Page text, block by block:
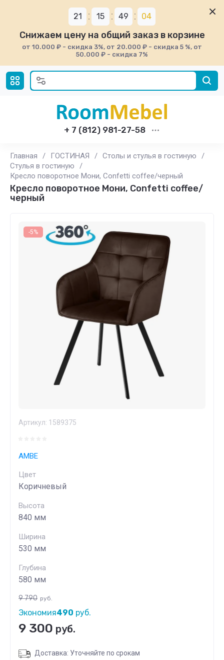
21 15 49 04
Снижаем цену на общий заказ в корзине
от 10.000 ₽ - скидка 3%, от 20.000 ₽ - скидка 5 %, от
50.000 ₽ - скидка 7%
+ 7 (812) 981-27-58
Главная / ГОСТИНАЯ / Столы и стулья в гостиную
/
Стулья в гостиную
/
Кресло поворотное Мони, Confetti coffee/черный
Кресло поворотное Мони, Confetti coffee/
черный
-5%
Артикул: 1589375
AMBE
Цвет
Коричневый
Высота
840 мм
Ширина
530 мм
Глубина
580 мм
9 790 руб.
Экономия490 руб.
9 300 руб.
Доставка: Уточняйте по срокам